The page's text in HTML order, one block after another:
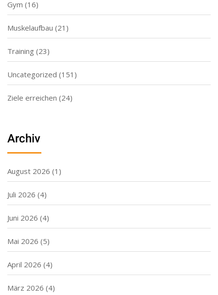
Gym (16)
Muskelaufbau (21)
Training (23)
Uncategorized (151)
Ziele erreichen (24)
Archiv
August 2026 (1)
Juli 2026 (4)
Juni 2026 (4)
Mai 2026 (5)
April 2026 (4)
März 2026 (4)